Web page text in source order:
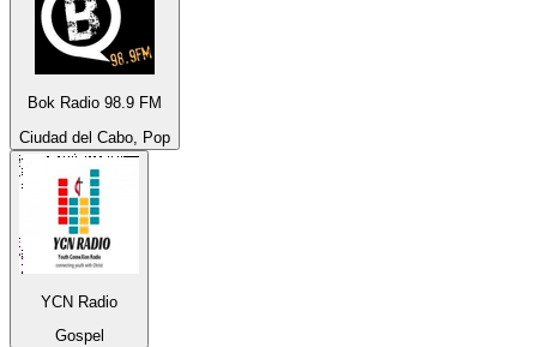
Bok Radio 98.9 FM
Ciudad del Cabo, Pop
YCN Radio
Gospel